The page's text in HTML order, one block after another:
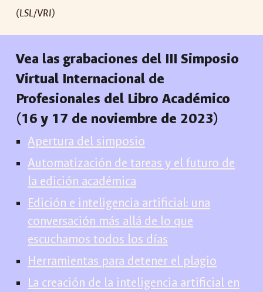
(LSL/VRI)
Vea las grabaciones del III Simposio
Virtual Internacional de
Profesionales del Libro Académico
(16 y 17 de noviembre de 2023)
Apertura del simposio
Automatización de tareas y el futuro de
la edición académica
Edición e inteligencia artificial: una
conversación más allá de lo que
escuchamos todos los días
Herramientas para detener el plagio
La creación de la inteligencia artificial en